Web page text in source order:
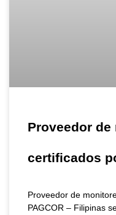
Proveedor
certificados
Proveedor de
PAGCOR – Filipinas